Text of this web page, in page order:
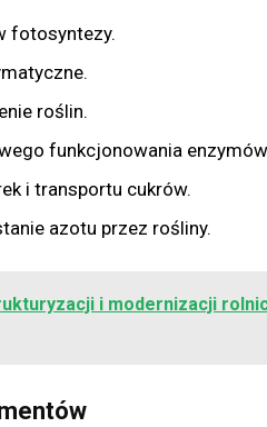
fotosyntezy.
roślin.
funkcjonowania
i transportu cukrów.
azotu przez rośliny.
i modernizacji